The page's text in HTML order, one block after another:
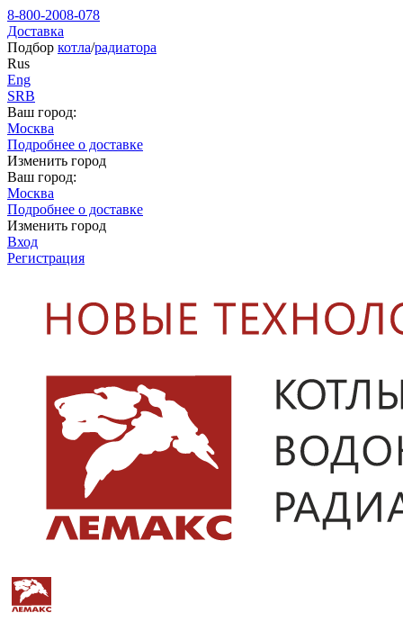
8-800-2008-078
Доставка
Подбор котла/радиатора
Rus
Eng
SRB
Ваш город:
Москва
Подробнее о доставке
Изменить город
Ваш город:
Москва
Подробнее о доставке
Изменить город
Вход
Регистрация